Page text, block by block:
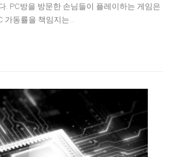
. PC방을 방문한 손님들이 플레이하는 게임은
가동률을 책임지는…